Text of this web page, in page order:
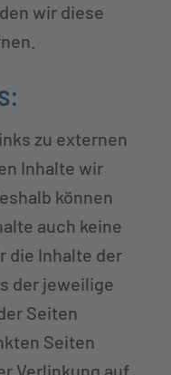
wir diese
zu externen
Inhalte wir
können
auch keine
die Inhalte der
der jeweilige
Seiten
Seiten
Verlinkung auf